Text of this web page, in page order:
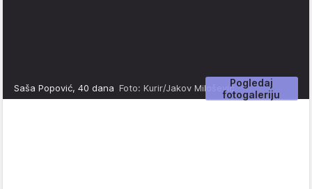
Pogledaj
fotogaleriju
Saša Popović, 40 dana Foto: Kurir/Jakov Milošević